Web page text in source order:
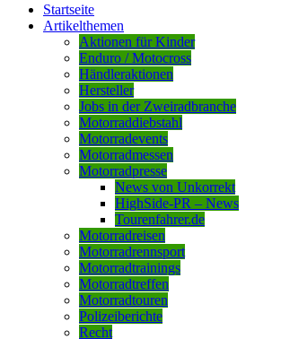
Startseite
Artikelthemen
Aktionen für Kinder
Enduro / Motocross
Händleraktionen
Hersteller
Jobs in der Zweiradbranche
Motorraddiebstahl
Motorradevents
Motorradmessen
Motorradpresse
News von Unkorrekt
HighSide-PR – News
Tourenfahrer.de
Motorradreisen
Motorradrennsport
Motorradtrainings
Motorradtreffen
Motorradtouren
Polizeiberichte
Recht